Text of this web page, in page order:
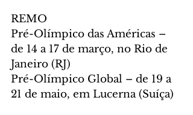
REMO
Pré-Olímpico das Américas –
de 14 a 17 de março, no Rio de
Janeiro (RJ)
Pré-Olímpico Global – de 19 a
21 de maio, em Lucerna (Suíça)